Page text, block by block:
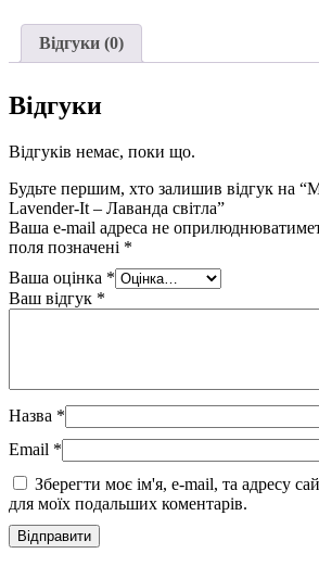
Відгуки (0)
Відгуки
Відгуків немає, поки що.
Будьте першим, хто залишив відгук на
Lavender-It – Лаванда світла”
Ваша e-mail адреса не
поля позначені *
Ваша оцінка *
Ваш відгук *
Назва *
Email *
Зберегти моє ім'я, e-mail, та адресу
для моїх подальших коментарів.